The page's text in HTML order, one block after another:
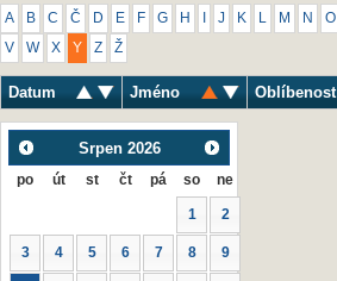
A B C Č D E F G H J K M N O
V W X Y Z Ž
Datum Jméno Oblíbenost
Srpen 2026
po út st čt pá so ne
1 2
3 4 5 6 7 8 9